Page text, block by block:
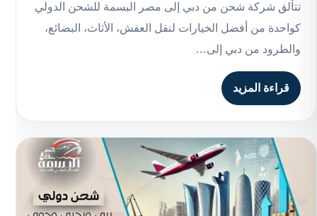
تتألق شركة شحن من دبي إلى مصر البسمة للشحن الدولي
كواحدة من أفضل الخيارات لنقل العفش، الأثاث، البضائع،
والطرود من دبي إلى…
قراءة المزيد